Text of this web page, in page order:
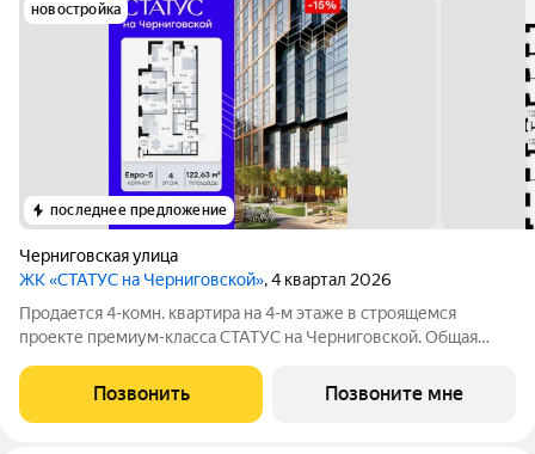
новостройка
последнее предложение
Черниговская улица
ЖК «СТАТУС на Черниговской», 4 квартал 2026
Продается 4-комн. квартира на 4-м этаже в строящемся
проекте премиум-класса СТАТУС на Черниговской. Общая
отведено под жилую и 5,42 кв. м под кухонную зону. Номер
квартиры - 10.
Позвонить Позвоните мне